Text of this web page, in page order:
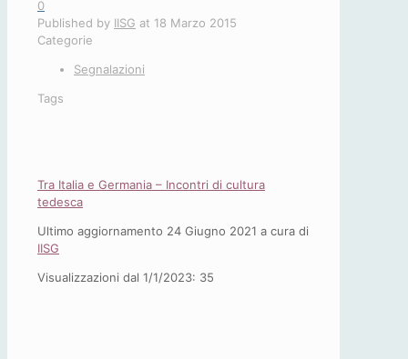
0
Published by IISG at 18 Marzo 2015
Categorie
Segnalazioni
Tags
Tra Italia e Germania – Incontri di cultura
tedesca
Ultimo aggiornamento 24 Giugno 2021 a cura di
IISG
Visualizzazioni dal 1/1/2023: 35